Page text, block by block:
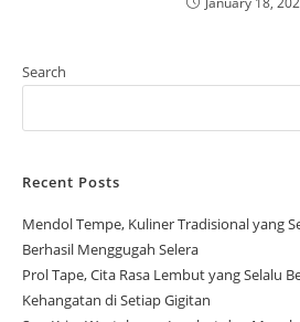
Search
Recent Posts
Mendol Tempe, Kuliner Tradisional yang
Berhasil Menggugah Selera
Prol Tape, Cita Rasa Lembut yang Selalu
Kehangatan di Setiap Gigitan